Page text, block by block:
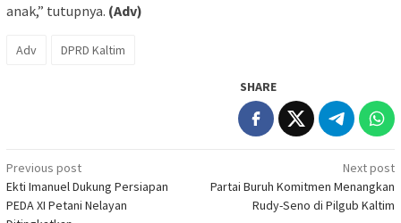
anak,” tutupnya. (Adv)
Adv DPRD Kaltim
SHARE
Post
navigation
Previous post
Ekti Imanuel Dukung Persiapan
PEDA XI Petani Nelayan
Next post
Partai Buruh Komitmen Menangkan
Rudy-Seno di Pilgub Kaltim